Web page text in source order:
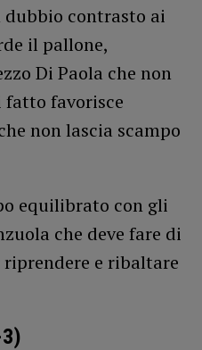
contrasto ai
il pallone,
Di Paola che non
fatto favorisce
non lascia scampo
equilibrato con gli
che deve fare di
e ribaltare
3)